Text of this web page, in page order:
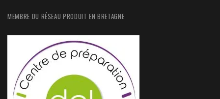
MEMBRE DU RÉSEAU PRODUIT EN BRETAGNE